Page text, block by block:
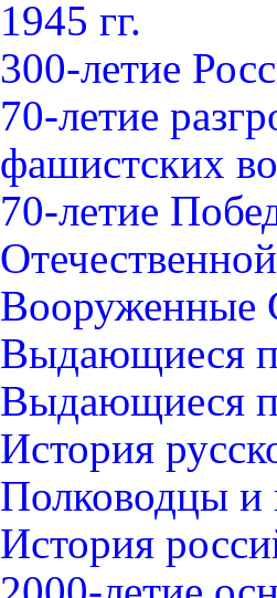
1945 гг.
300-летие
70-летие
фашистских
70-летие
Вооруженные
Выдающиеся
Выдающиеся
История
Полководцы и
История